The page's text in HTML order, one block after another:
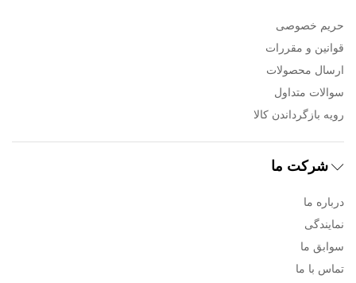
حریم خصوصی
قوانین و مقررات
ارسال محصولات
سوالات متداول
رویه بازگرداندن کالا
شرکت ما
درباره ما
نمایندگی
سوابق ما
تماس با ما